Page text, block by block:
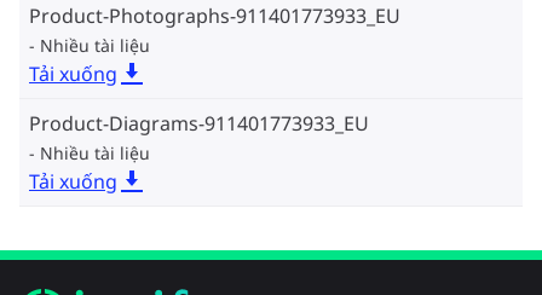
Product-Photographs-911401773933_EU
Nhiều tài liệu
Tải xuống
Product-Diagrams-911401773933_EU
Nhiều tài liệu
Tải xuống